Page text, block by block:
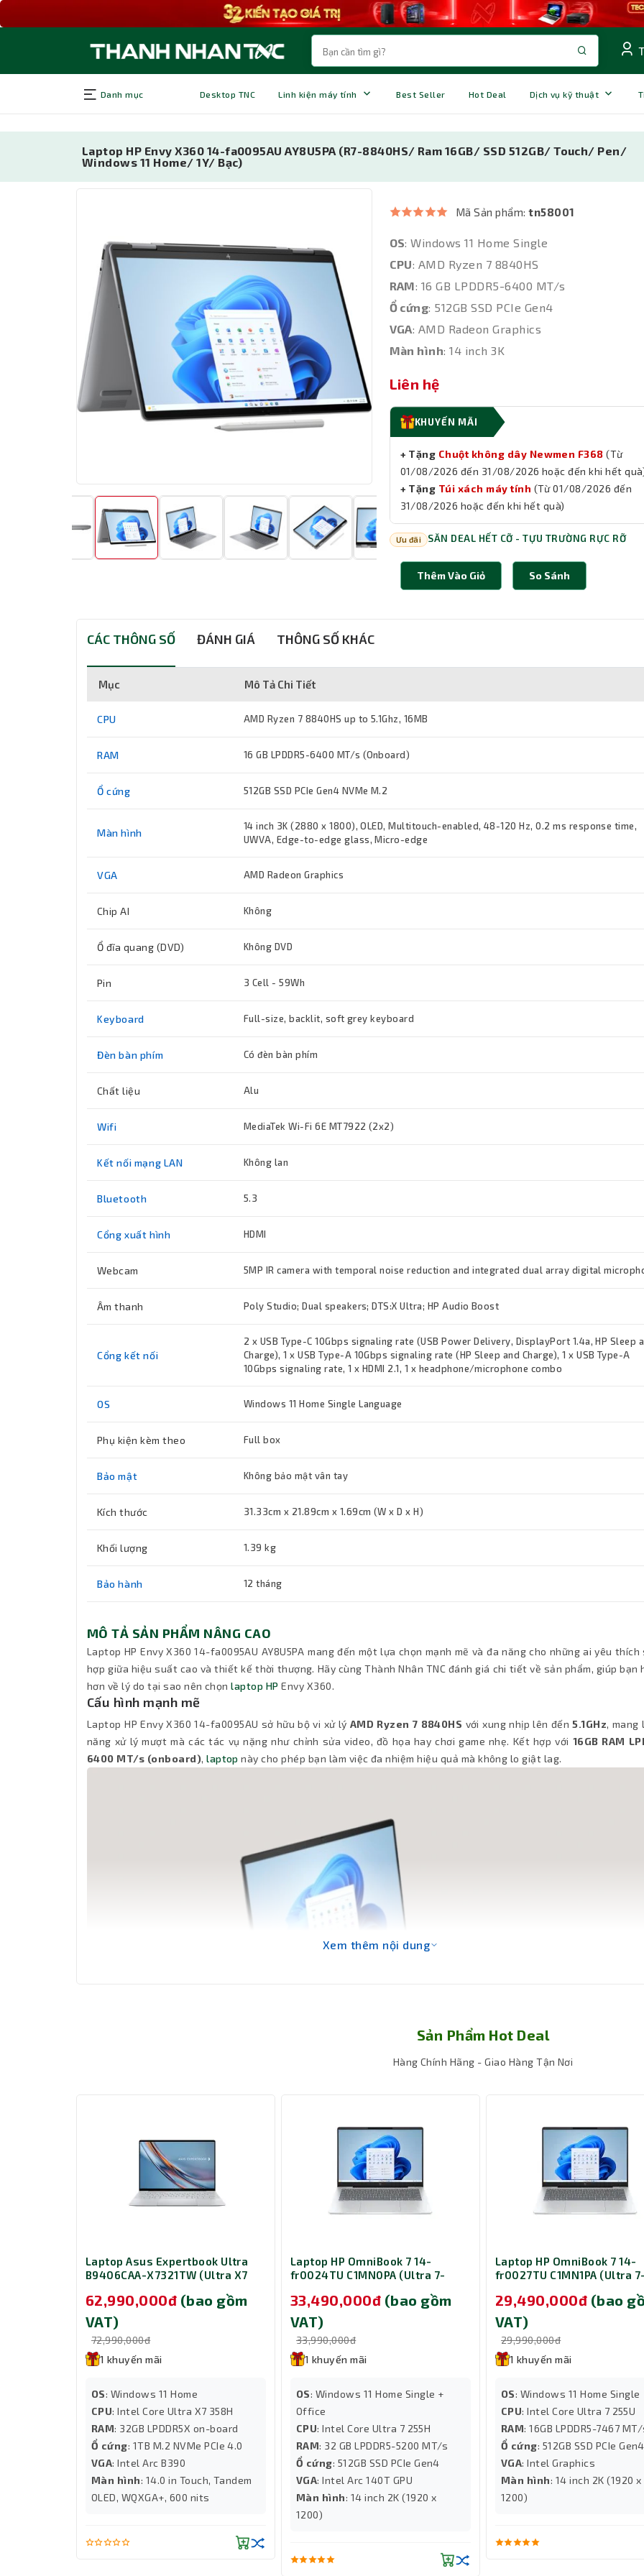
Danh mục Desktop TNC Linh kiện máy tính Best Seller Hot Deal Dịch vụ kỹ thuật
Laptop HP Envy X360 14-fa0095AU AY8U5PA (R7-8840HS/ Ram 16GB/ SSD 512GB/ Touch/ Pen/
Windows 11 Home/ 1Y/ Bạc)
Mã Sản phẩm:tn58001
OS: Windows 11 Home Single
CPU: AMD Ryzen 7 8840HS
RAM: 16 GB LPDDR5-6400 MT/s
Ổ cứng: 512GB SSD PCIe Gen4
VGA: AMD Radeon Graphics
Màn hình: 14 inch 3K
Liên hệ
KHUYẾN MÃI
+ Tặng Chuột không dây Newmen F368 (Từ
01/08/2026 đến 31/08/2026 hoặc đến khi hết
+ Tặng Túi xách máy tính (Từ 01/08/2026 đến
31/08/2026 hoặc đến khi hết quà)
Ưu đãi SĂN DEAL HẾT CỠ - TỰU TRƯỜNG RỰC RỠ
Thêm Vào Giỏ So Sánh
CÁC THÔNG SỐ ĐÁNH GIÁ THÔNG SỐ KHÁC
Mục Mô Tả Chi Tiết
CPU AMD Ryzen 7 8840HS up to 5.1Ghz, 16MB
RAM 16 GB LPDDR5-6400 MT/s (Onboard)
Ổ cứng 512GB SSD PCIe Gen4 NVMe M.2
Màn hình
14 inch 3K (2880 x 1800), OLED, Multitouch-enabled, 48-120 Hz, 0.2 ms response time,
UWVA, Edge-to-edge glass, Micro-edge
VGA AMD Radeon Graphics
Chip AI Không
Ổ đĩa quang (DVD) Không DVD
Pin 3 Cell - 59Wh
Keyboard Full-size, backlit, soft grey keyboard
Đèn bàn phím Có đèn bàn phím
Chất liệu Alu
Wifi MediaTek Wi-Fi 6E MT7922 (2x2)
Kết nối mạng LAN Không lan
Bluetooth 5.3
Cổng xuất hình HDMI
Webcam 5MP IR camera with temporal noise reduction and integrated dual array digital
Âm thanh Poly Studio; Dual speakers; DTS:X Ultra; HP Audio Boost
Cổng kết nối
2 x USB Type-C 10Gbps signaling rate (USB Power Delivery, DisplayPort 1.4a, HP Sleep
Charge), 1 x USB Type-A 10Gbps signaling rate (HP Sleep and Charge), 1 x USB Type-A
10Gbps signaling rate, 1 x HDMI 2.1, 1 x headphone/microphone combo
OS Windows 11 Home Single Language
Phụ kiện kèm theo Full box
Bảo mật Không bảo mật vân tay
Kích thước 31.33cm x 21.89cm x 1.69cm (W x D x H)
Khối lượng 1.39 kg
Bảo hành 12 tháng
MÔ TẢ SẢN PHẨM NÂNG CAO
Laptop HP Envy X360 14-fa0095AU AY8U5PA mang đến một lựa chọn mạnh mẽ và đa năng cho những ai yêu
hợp giữa hiệu suất cao và thiết kế thời thượng. Hãy cùng Thành Nhân TNC đánh giá chi tiết về sản phẩm, giúp bạn
hơn về lý do tại sao nên chọnlaptop HP Envy X360.
Cấu hình mạnh mẽ
Laptop HP Envy X360 14-fa0095AU sở hữu bộ vi xử lý AMD Ryzen 7 8840HS với xung nhịp lên đến 5.1GHz, mang
năng xử lý mượt mà các tác vụ nặng như chỉnh sửa video, đồ họa hay chơi game nhẹ. Kết hợp với 16GB RAM
6400 MT/s (onboard),laptop này cho phép bạn làm việc đa nhiệm hiệu quả mà không lo giật lag.
Laptop HP Envy X360 có không gian lưu trữ 512GB SSD PCIe Gen4 NVMe
, cung cấp tốc độ truy xuất dữ liệu
chóng, giúp việc khởi động hệ thống, tải ứng dụng và xử lý tệp tin trở nên mượt mà hơn. Bạn sẽ không còn phải chờ
khi mở các chương trình hoặc lưu trữ các dự án lớn.
Xem thêm nội dung
Sản Phẩm Hot Deal
Hàng Chính Hãng - Giao Hàng Tận Nơi
Laptop Asus Expertbook Ultra
B9406CAA-X7321TW (Ultra X7
OLED/ Touch/ Windows 11
Home/ 3Y)
62,990,000đ (bao gồm
VAT)
72,990,000đ
1 khuyến mãi
OS: Windows 11 Home
CPU: Intel Core Ultra X7 358H
RAM: 32GB LPDDR5X on-board
Ổ cứng: 1TB M.2 NVMe PCIe 4.0
VGA: Intel Arc B390
Màn hình: 14.0 in Touch, Tandem
OLED, WQXGA+, 600 nits
Laptop HP OmniBook 7 14-
fr0024TU C1MN0PA (Ultra 7-
Office/ Microsoft 365/ Windows
11 Home/ 1Y/ Bạc)
33,490,000đ (bao gồm
VAT)
33,990,000đ
1 khuyến mãi
OS: Windows 11 Home Single +
Office
CPU: Intel Core Ultra 7 255H
RAM: 32 GB LPDDR5-5200 MT/s
Ổ cứng: 512GB SSD PCIe Gen4
VGA: Intel Arc 140T GPU
Màn hình: 14 inch 2K (1920 x
1200)
Laptop HP OmniBook 7 14-
fr0027TU C1MN1PA (Ultra
Office/ Microsoft/
Home/ 1Y/ Bạc)
29,490,000đ (bao
VAT)
29,990,000đ
1 khuyến mãi
OS: Windows 11 Home Single
CPU: Intel Core Ultra 7 255U
RAM: 16GB LPDDR5-7467
Ổ cứng: 512GB SSD PCIe Gen4
VGA: Intel Graphics
Màn hình: 14 inch 2K (1920 x
1200)